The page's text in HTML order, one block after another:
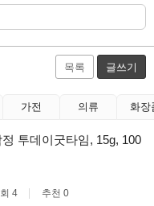
목록 글쓰기
가전 의류 화장
투데이굿타임, 15g, 100
4 추천 0